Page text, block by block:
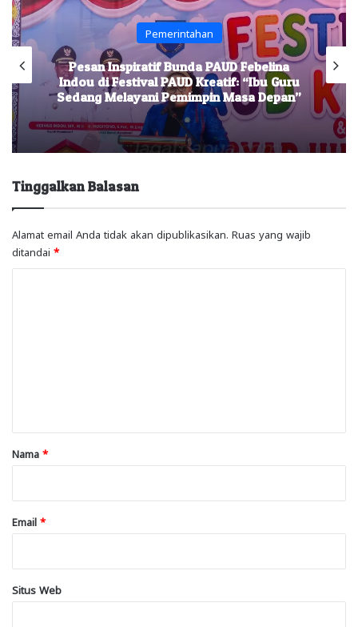
Pemerintahan
Pesan Inspiratif Bunda PAUD Febelina
Indou di Festival PAUD Kreatif: “Ibu Guru
Sedang Melayani Pemimpin Masa Depan”
Tinggalkan Balasan
Alamat email Anda tidak akan dipublikasikan. Ruas yang wajib
ditandai *
rNama *
Email *
Situs Web